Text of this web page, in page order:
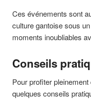
Ces événements sont
culture gantoise sous
moments inoubliables
Conseils
Pour profiter
quelques conseils